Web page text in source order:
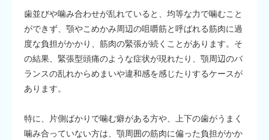
歯並びや噛み合わせが乱れていると、均等な力で噛むこと
ができず、顎やこめかみ周辺の咀嚼筋と呼ばれる筋肉に過
度な負担がかかり、筋肉の緊張が続くことがあります。そ
の結果、緊張型頭痛のような症状が現れたり、顎周辺のバ
ランスの乱れからめまいや違和感を感じたりするケースが
あります。
特に、片側ばかりで噛む癖がある方や、上下の歯がうまく
噛み合っていない方は、顎周囲の筋肉に偏った負担がかか